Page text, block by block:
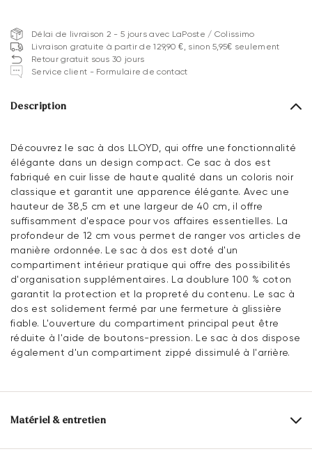
Délai de livraison 2 - 5 jours avec LaPoste / Colissimo
Livraison gratuite à partir de 129,90 €, sinon 5,95€ seulement
Retour gratuit sous 30 jours
Service client - Formulaire de contact
Description
Découvrez le sac à dos LLOYD, qui offre une fonctionnalité
élégante dans un design compact. Ce sac à dos est
fabriqué en cuir lisse de haute qualité dans un coloris noir
classique et garantit une apparence élégante. Avec une
hauteur de 38,5 cm et une largeur de 40 cm, il offre
suffisamment d'espace pour vos affaires essentielles. La
profondeur de 12 cm vous permet de ranger vos articles de
manière ordonnée. Le sac à dos est doté d'un
compartiment intérieur pratique qui offre des possibilités
d'organisation supplémentaires. La doublure 100 % coton
garantit la protection et la propreté du contenu. Le sac à
dos est solidement fermé par une fermeture à glissière
fiable. L'ouverture du compartiment principal peut être
réduite à l'aide de boutons-pression. Le sac à dos dispose
également d'un compartiment zippé dissimulé à l'arrière.
Matériel & entretien
Dessus: Cuir lisse